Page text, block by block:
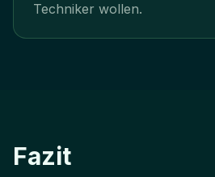
Techniker wollen.
Fazit